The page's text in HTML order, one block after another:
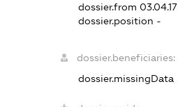
dossier.from 03.04.17
dossier.position -
dossier.beneficiaries:
dossier.missingData